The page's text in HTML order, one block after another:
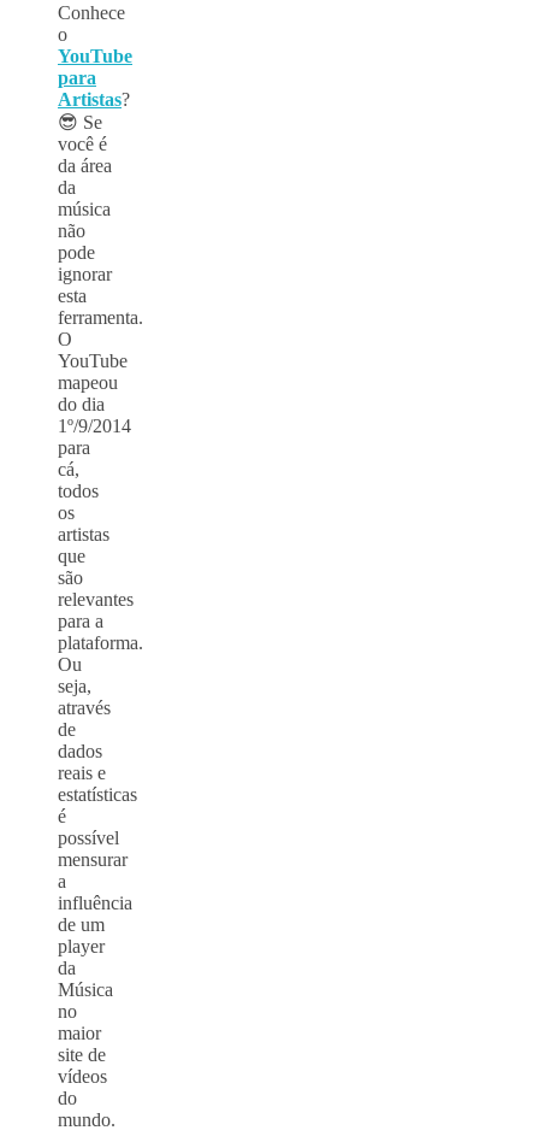
Conhece
o
YouTube
para
Artistas?
😎 Se
você é
da área
da
música
não
pode
ignorar
esta
ferramenta.
O
YouTube
mapeou
do dia
1º/9/2014
para
cá,
todos
os
artistas
que
são
relevantes
para a
plataforma.
Ou
seja,
através
de
dados
reais e
estatísticas
é
possível
mensurar
a
influência
de um
player
da
Música
no
maior
site de
vídeos
do
mundo.